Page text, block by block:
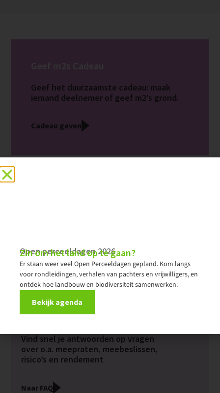
FAQ
Vind snel je antwoorden op vragen
over o.a. meepraten, meebeslissen,
risico’s en rendement
Naar FAQ
Naar de webshop
Geef het duurzaamste cadeau: maak
iemand deelnemer of geef m2’s grond.
Cadeau geven
Open perceeldagen 2026
Zin om het land op te gaan?
Er staan weer veel Open Perceeldagen gepland. Kom langs
voor rondleidingen, verhalen van pachters en vrijwilligers, en
ontdek hoe landbouw en biodiversiteit samenwerken.
Bekijk agenda